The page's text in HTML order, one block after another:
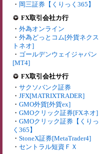
・ 岡三証券【くりっく365】
FX取引会社カ行
・ 外為オンライン
・ 外為どっとコム[外貨ネクス
トネオ]
・ ゴールデンウェイジャパン
[MT4]
FX取引会社サ行
・ サクソバンク証券
・ JFX[MATRIXTRADER]
・ GMO外貨[外貨ex]
・ GMOクリック証券[FXネオ]
・ GMOクリック証券【くりっ
く365】
・ StoneX証券[MetaTrader4]
・ セントラル短資ＦＸ